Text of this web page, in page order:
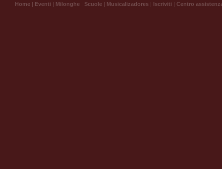
Home | Eventi | Milonghe | Scuole | Musicalizadores | Iscriviti | Centro